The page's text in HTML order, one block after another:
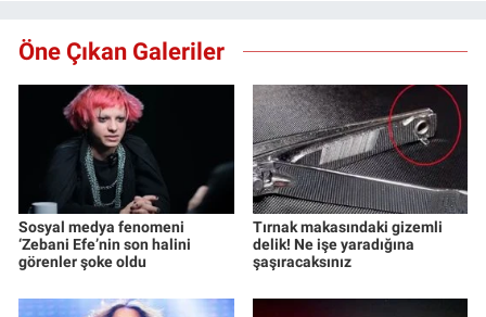
Öne Çıkan Galeriler
Sosyal medya fenomeni
‘Zebani Efe’nin son halini
görenler şoke oldu
Tırnak makasındaki gizemli
delik! Ne işe yaradığına
şaşıracaksınız